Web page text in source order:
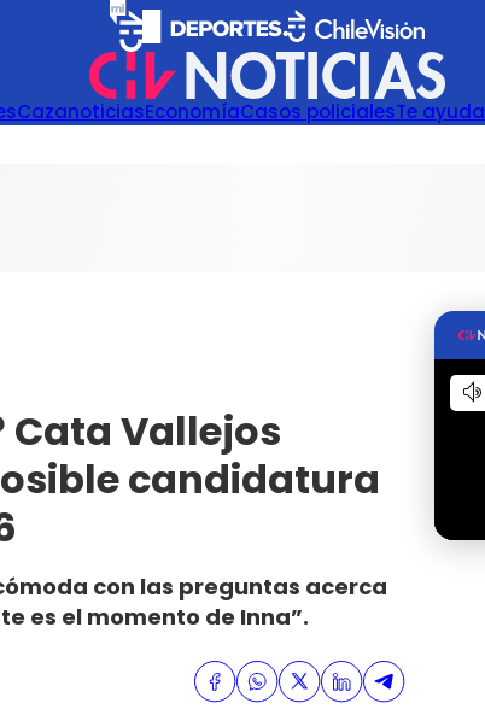
CazanoticiasEconomíaCasos policialesTe ayuda
Cata Vallejos
candidatura
con las preguntas acerca
es el momento de Inna”.